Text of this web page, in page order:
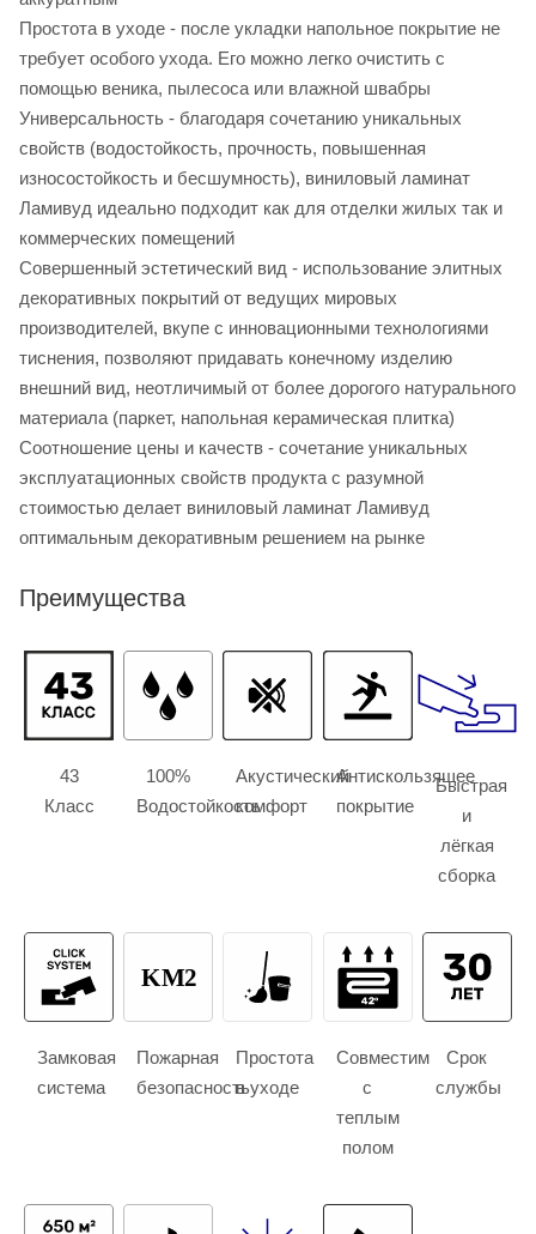
Простота в уходе - после укладки напольное покрытие не
требует особого ухода. Его можно легко очистить с
помощью веника, пылесоса или влажной швабры
Универсальность - благодаря сочетанию уникальных
свойств (водостойкость, прочность, повышенная
износостойкость и бесшумность), виниловый ламинат
Ламивуд идеально подходит как для отделки жилых так и
коммерческих помещений
Совершенный эстетический вид - использование элитных
декоративных покрытий от ведущих мировых
производителей, вкупе с инновационными технологиями
тиснения, позволяют придавать конечному изделию
внешний вид, неотличимый от более дорогого натурального
материала (паркет, напольная керамическая плитка)
Соотношение цены и качеств - сочетание уникальных
эксплуатационных свойств продукта с разумной
стоимостью делает виниловый ламинат Ламивуд
оптимальным декоративным решением на рынке
Преимущества
43
Класс
100%
Водостойкость
Акустический
комфорт
Антискользящее
покрытие
Быстрая
и
лёгкая
сборка
Замковая
система
KM2
Пожарная
безопасность
Простота
в уходе
Совместим
с
теплым
полом
Срок
службы